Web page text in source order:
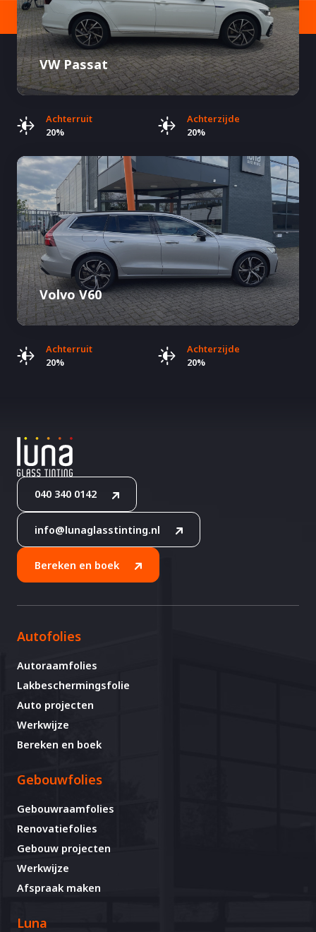
VW Passat
Achterruit
20%
Achterzijde
20%
Volvo V60
Achterruit
20%
Achterzijde
20%
040 340 0142
info@lunaglasstinting.nl
Bereken en boek
Autofolies
Autoraamfolies
Lakbeschermingsfolie
Auto projecten
Werkwijze
Bereken en boek
Gebouwfolies
Gebouwraamfolies
Renovatiefolies
Gebouw projecten
Werkwijze
Afspraak maken
Luna